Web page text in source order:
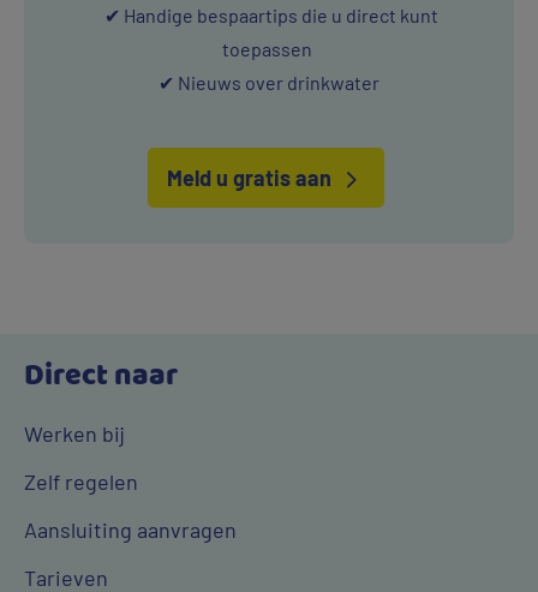
✔ Handige bespaartips die u direct kunt
toepassen
✔ Nieuws over drinkwater
Meld u gratis aan
Direct naar
Werken bij
Zelf regelen
Aansluiting aanvragen
Tarieven